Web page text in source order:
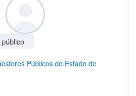
Públicos do Estado de